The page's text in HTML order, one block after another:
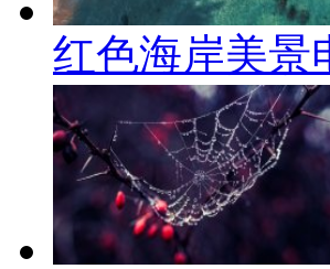
红色海岸美景